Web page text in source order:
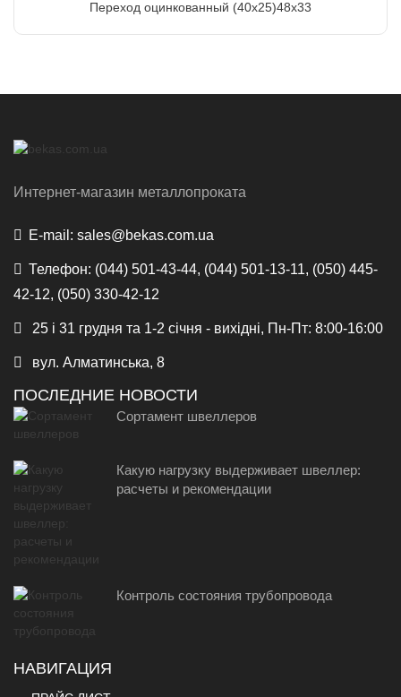
Переход оцинкованный (40х25)48х33
Интернет-магазин металлопроката
E-mail: sales@bekas.com.ua
Телефон: (044) 501-43-44, (044) 501-13-11, (050) 445-
42-12, (050) 330-42-12
25 і 31 грудня та 1-2 січня - вихідні, Пн-Пт: 8:00-16:00
вул. Алматинська, 8
ПОСЛЕДНИЕ НОВОСТИ
Сортамент швеллеров
Какую нагрузку выдерживает швеллер:
расчеты и рекомендации
Контроль состояния трубопровода
НАВИГАЦИЯ